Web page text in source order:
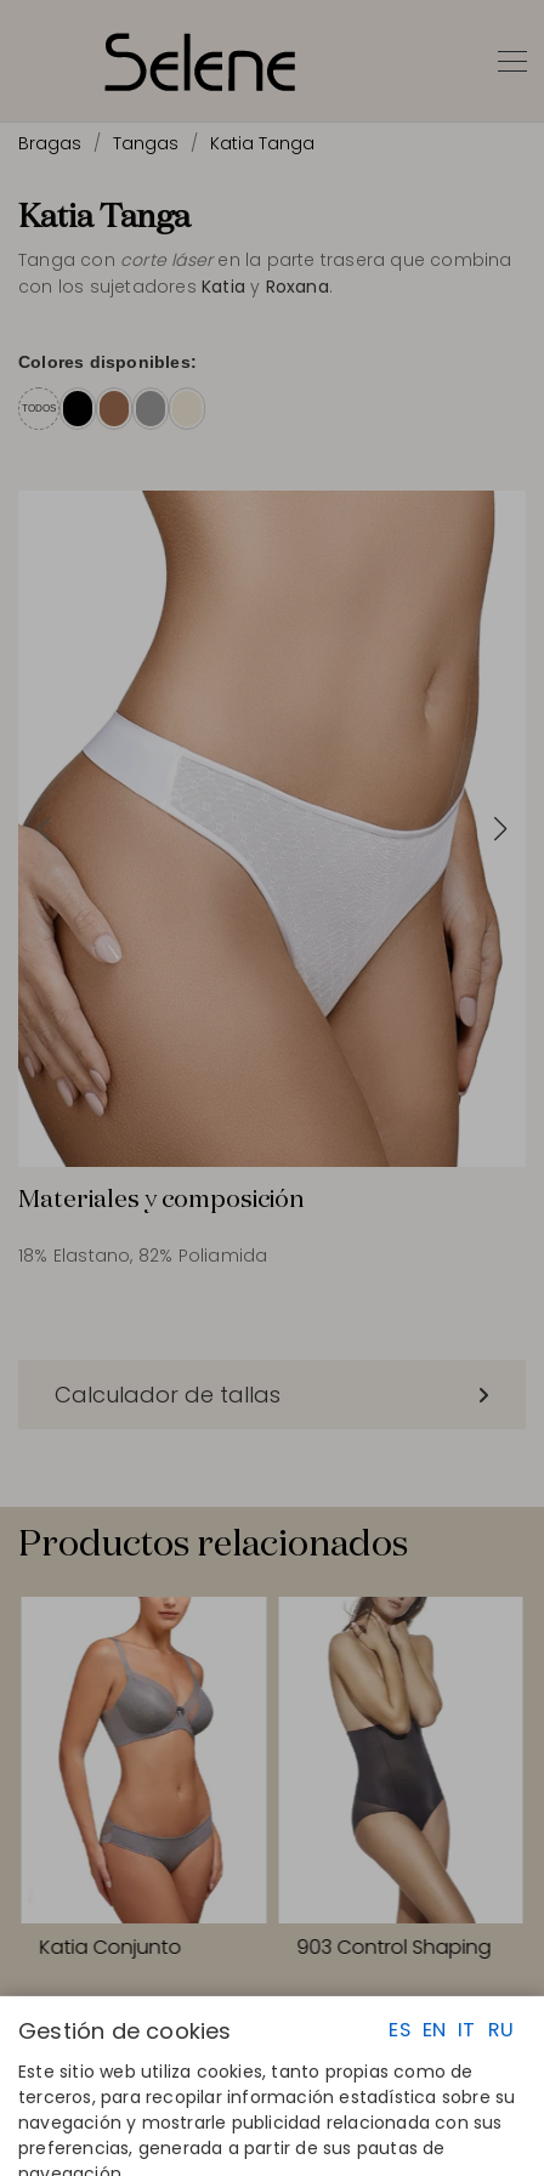
Bragas Tangas Katia Tanga
Katia Tanga
Tanga con corte láseren la parte trasera que combina
con los sujetadores Katia y Roxana.
Colores disponibles:
TODOS
Materiales y composición
18% Elastano, 82% Poliamida
Calculador de tallas
Productos relacionados
Katia Conjunto 903 Control Shaping
ES EN IT RU
Gestión de cookies
Este sitio web utiliza cookies, tanto propias como de
terceros, para recopilar información estadística sobre su
navegación y mostrarle publicidad relacionada con sus
preferencias, generada a partir de sus pautas de
ENLACES RAPIDOS
Calcula tu talla
CONTACTO
Disintex 2021 SL